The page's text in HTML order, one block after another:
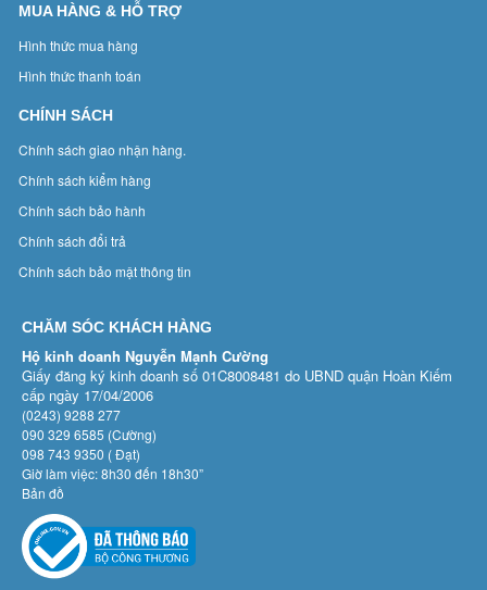
MUA HÀNG & HỖ TRỢ
Hình thức mua hàng
Hình thức thanh toán
CHÍNH SÁCH
Chính sách giao nhận hàng.
Chính sách kiểm hàng
Chính sách bảo hành
Chính sách đổi trả
Chính sách bảo mật thông tin
CHĂM SÓC KHÁCH HÀNG
Hộ kinh doanh Nguyễn Mạnh Cường
Giấy đăng ký kinh doanh số 01C8008481 do UBND quận Hoàn Kiếm
cấp ngày 17/04/2006
(0243) 9288 277
090 329 6585 (Cường)
098 743 9350 ( Đạt)
Giờ làm việc: 8h30 đến 18h30”
Bản đồ